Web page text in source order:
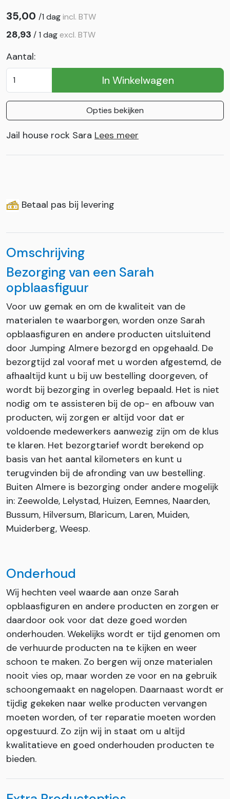
35,00 /1 dagincl. BTW
28,93 /1 dag excl. BTW
Aantal:
In Winkelwagen
Opties bekijken
Jail house rock Sara Lees meer
Betaal pas bij levering
Omschrijving
Bezorging van een Sarah
opblaasfiguur
Voor uw gemak en om de kwaliteit van de
materialen te waarborgen, worden onze Sarah
opblaasfiguren en andere producten uitsluitend
door Jumping Almere bezorgd en opgehaald. De
bezorgtijd zal vooraf met u worden afgestemd, de
afhaaltijd kunt u bij uw bestelling doorgeven, of
wordt bij bezorging in overleg bepaald. Het is niet
nodig om te assisteren bij de op- en afbouw van
producten, wij zorgen er altijd voor dat er
voldoende medewerkers aanwezig zijn om de klus
te klaren. Het bezorgtarief wordt berekend op
basis van het aantal kilometers en kunt u
terugvinden bij de afronding van uw bestelling.
Buiten Almere is bezorging onder andere mogelijk
in: Zeewolde, Lelystad, Huizen, Eemnes, Naarden,
Bussum, Hilversum, Blaricum, Laren, Muiden,
Muiderberg, Weesp.
Onderhoud
Wij hechten veel waarde aan onze Sarah
opblaasfiguren en andere producten en zorgen er
daardoor ook voor dat deze goed worden
onderhouden. Wekelijks wordt er tijd genomen om
de verhuurde producten na te kijken en weer
schoon te maken. Zo bergen wij onze materialen
nooit vies op, maar worden ze voor en na gebruik
schoongemaakt en nagelopen. Daarnaast wordt er
tijdig gekeken naar welke producten vervangen
moeten worden, of ter reparatie moeten worden
opgestuurd. Zo zijn wij in staat om u altijd
kwalitatieve en goed onderhouden producten te
bieden.